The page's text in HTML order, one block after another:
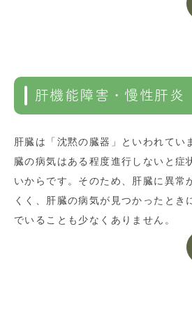
肝機能障害・慢性肝炎
肝臓は「沈黙の臓器」といわれてい
臓の病気はある程度進行しないと症
いからです。そのため、肝臓に異常
くく、肝臓の病気が見つかったとき
でいることも少なくありません。